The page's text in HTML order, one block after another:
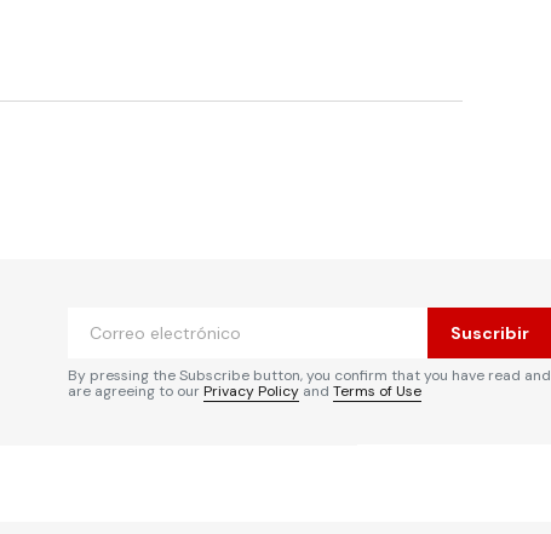
Suscribir
By pressing the Subscribe button, you confirm that you have read and
are agreeing to ourPrivacy Policy and Terms of Use